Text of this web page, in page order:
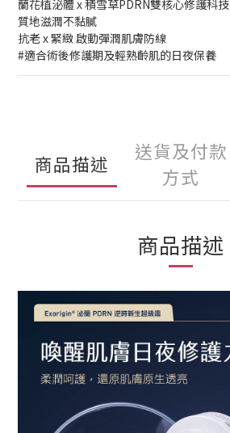
蘭花植泌體 x 積雪草PDRN雙核心修護科技
質地滋潤不黏膩
抗老 x 緊緻 啟動彈潤肌膚防線
#適合術後修護期及輕熟齡肌的日夜保養
商品描述
送貨及付款
方式
商品描述